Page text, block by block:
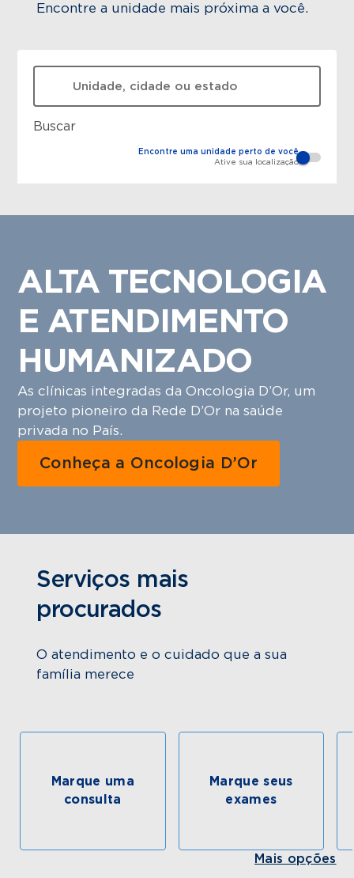
Encontre a unidade mais próxima a você.
Encontre uma unidade perto de você
Ative sua localização
Buscar
ALTA TECNOLOGIA
E ATENDIMENTO
HUMANIZADO
As clínicas integradas da Oncologia D’Or, um
projeto pioneiro da Rede D’Or na saúde
privada no País.
Conheça a Oncologia D’Or
Serviços mais
procurados
O atendimento e o cuidado que a sua
família merece
Marque uma
consulta
Marque seus
exames
Mais opções